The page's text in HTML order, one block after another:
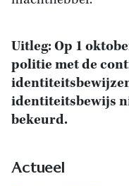
Uitleg: Op 1
politie met de
identiteitsbewijs
bekeurd.
Actueel